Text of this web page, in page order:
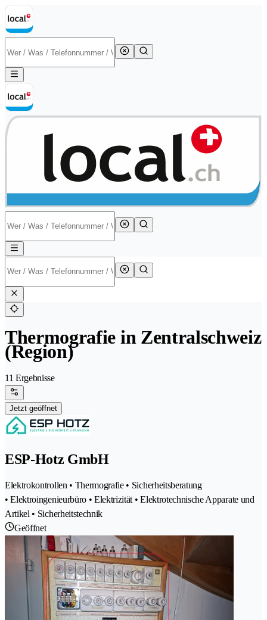
Thermografie in Zentralschweiz
(Region)
11 Ergebnisse
Jetzt geöffnet
ESP-Hotz GmbH
Elektrokontrollen • Thermografie • Sicherheitsberatung
• Elektroingenieurbüro • Elektrizität • Elektrotechnische Apparate und
Artikel • Sicherheitstechnik
Geöffnet